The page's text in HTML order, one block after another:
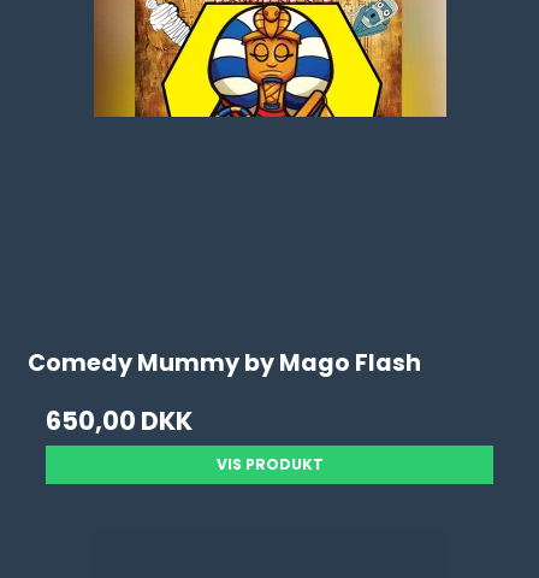
Comedy Mummy by Mago Flash
650,00 DKK
VIS PRODUKT